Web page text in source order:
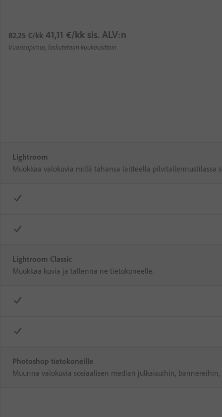
.Säännöllisesti hintaan
82,25 €/kk Vaihtoehtoisesti hintaan
41,11 €/kk sis. ALV:n
Vuosisopimus, laskutetaan kuukausittain
Lightroom
Muokkaa valokuvia millä tahansa laitteella pilvitallennustilassa
Lightroom Classic
Muokkaa kuvia ja tallenna ne tietokoneelle.
Photoshop tietokoneille
Muunna valokuvia sosiaalisen median julkaisuihin,